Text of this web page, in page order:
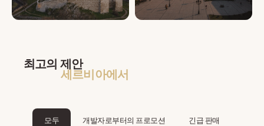
최고의 제안
세르비아에서
모두 개발자로부터의 프로모션 긴급 판매